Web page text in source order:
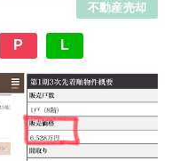
不動産売却
P L